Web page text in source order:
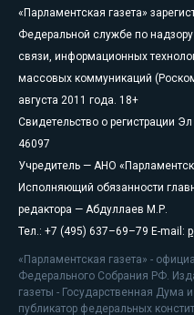
«Парламентская газета»
Федеральной службе по
связи, информационных
массовых коммуникаций
августа 2011 года. 18+
Свидетельство о регистрации
46097
Учредитель — АНО
Исполняющий обязанности
редактора — Абдуллаев М.Р.
Тел.: +7 (495) 637–69–79 E-mail:
«Парламентская газета» -
Федерального Собрания РФ.
газеты - Государственная
публикатор федеральных